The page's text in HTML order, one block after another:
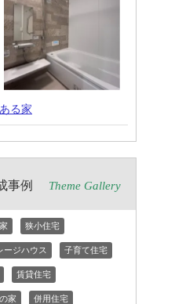
る家
事例 Theme Gallery
狭小住宅
ージハウス 子育て住宅
賃貸住宅
家 併用住宅